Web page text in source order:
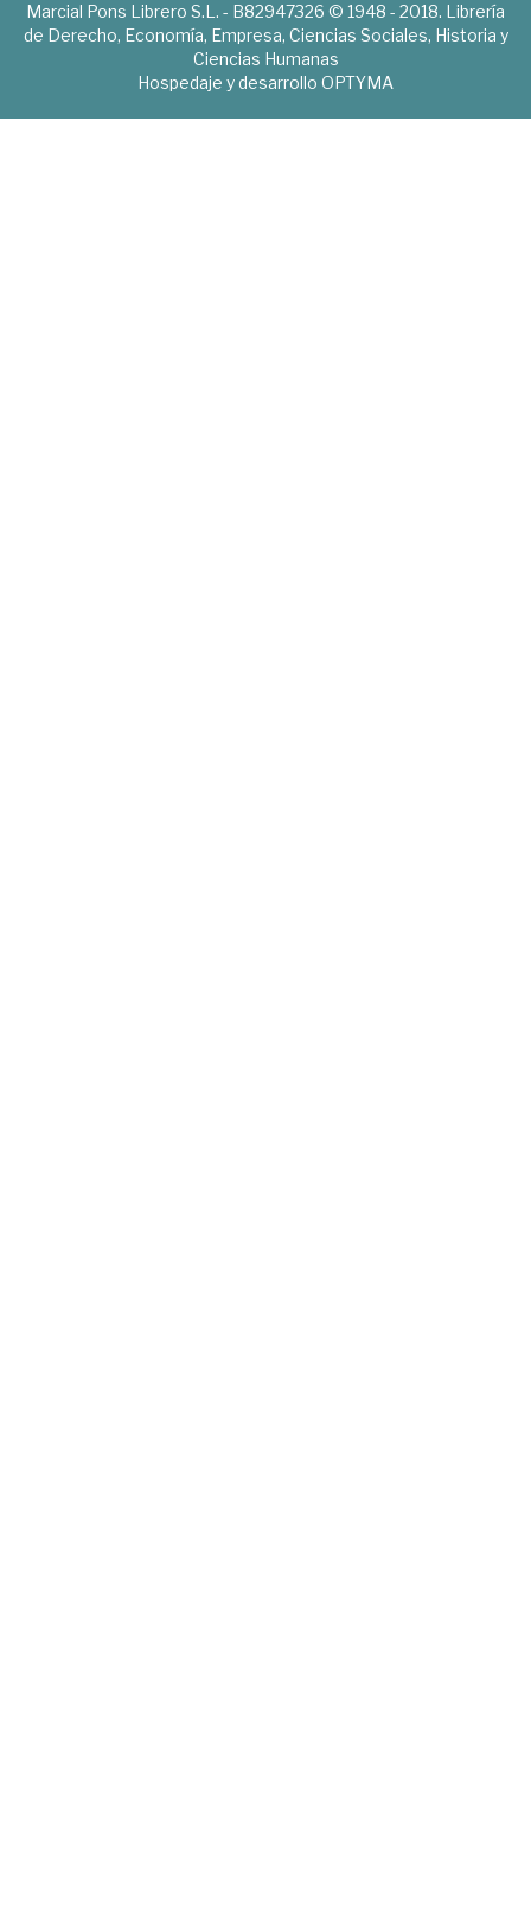
Marcial Pons Librero S.L. - B82947326 © 1948 - 2018. Librería
de Derecho, Economía, Empresa, Ciencias Sociales, Historia y
Ciencias Humanas
Hospedaje y desarrollo OPTYMA